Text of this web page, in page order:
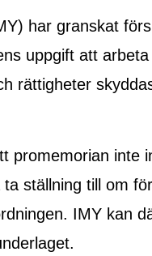
har granskat
uppgift att
rättigheter
promemorian inte
ställning till om
IMY kan